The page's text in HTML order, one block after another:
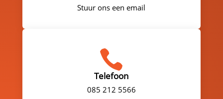
Stuur ons een email

Telefoon
085 212 5566